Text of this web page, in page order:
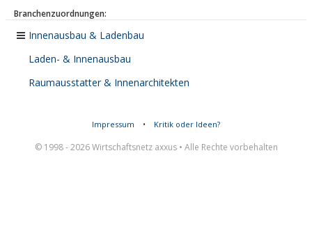
Branchenzuordnungen:
Innenausbau & Ladenbau
Laden- & Innenausbau
Raumausstatter & Innenarchitekten
Impressum • Kritik oder Ideen?
© 1998 - 2026 Wirtschaftsnetz axxus • Alle Rechte vorbehalten